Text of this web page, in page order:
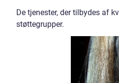
De tjenester, der tilbydes af
støttegrupper.